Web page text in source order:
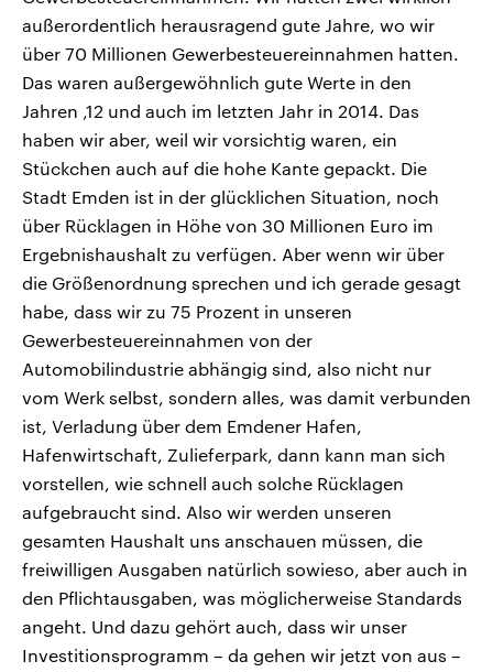
außerordentlich herausragend gute Jahre, wo wir
über 70 Millionen Gewerbesteuereinnahmen hatten.
Das waren außergewöhnlich gute Werte in den
Jahren ‚12 und auch im letzten Jahr in 2014. Das
haben wir aber, weil wir vorsichtig waren, ein
Stückchen auch auf die hohe Kante gepackt. Die
Stadt Emden ist in der glücklichen Situation, noch
über Rücklagen in Höhe von 30 Millionen Euro im
Ergebnishaushalt zu verfügen. Aber wenn wir über
die Größenordnung sprechen und ich gerade gesagt
habe, dass wir zu 75 Prozent in unseren
Gewerbesteuereinnahmen von der
Automobilindustrie abhängig sind, also nicht nur
vom Werk selbst, sondern alles, was damit verbunden
ist, Verladung über dem Emdener Hafen,
Hafenwirtschaft, Zulieferpark, dann kann man sich
vorstellen, wie schnell auch solche Rücklagen
aufgebraucht sind. Also wir werden unseren
gesamten Haushalt uns anschauen müssen, die
freiwilligen Ausgaben natürlich sowieso, aber auch in
den Pflichtausgaben, was möglicherweise Standards
angeht. Und dazu gehört auch, dass wir unser
Investitionsprogramm – da gehen wir jetzt von aus –